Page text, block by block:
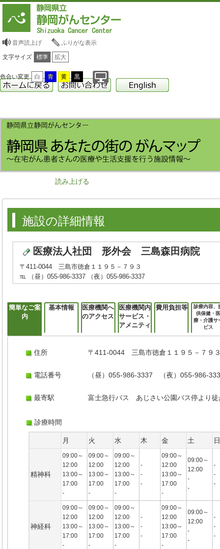
音声読上げ ふりがな表示
文字サイズ 標準 拡大
色合い変更 白 青 黄 黒
読み上げる
施設の詳細情報
医療法人社団 形外会 三島森田病院
〒411-0044 三島市徳倉１１９５－７９３
℡ （昼）055-986-3337 （夜）055-986-3337
簡単なご案
内
基本情報
医療機関へ
のアクセス
医療機関内
サービス・
アメニティ
費用負担等
診療内容、
供保健・
療・介護サ
ビス
住所 〒411-0044 三島市徳倉１１９５－７９
電話番号 （昼）055-986-3337 （夜）055-986-
最寄駅 富士急行バス あじさい公園バス停より徒
診療時間
月 火 水 木 金 土
精神科
09:00～
12:00
13:00～
17:00
-
09:00～
12:00
13:00～
17:00
-
09:00～
12:00
13:00～
17:00
-
-
-
-
09:00～
12:00
13:00～
17:00
-
09:00～
12:00
-
-
-
-
-
神経科
09:00～
12:00
13:00～
17:00
-
09:00～
12:00
13:00～
17:00
-
09:00～
12:00
13:00～
17:00
-
-
-
-
09:00～
12:00
13:00～
17:00
-
09:00～
12:00
-
-
-
-
-